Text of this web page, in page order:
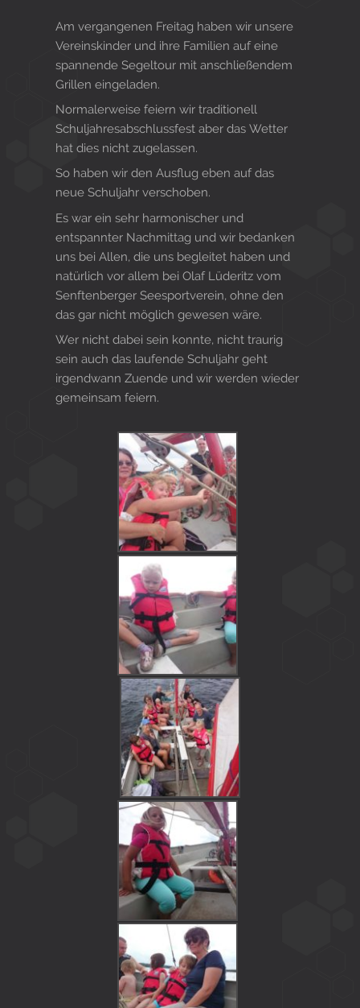
Aktiv für Ihre Gesundheit
Am vergangenen Freitag haben wir unsere
Vereinskinder und ihre Familien auf eine
spannende Segeltour mit anschließendem
Grillen eingeladen.
Normalerweise feiern wir traditionell
Schuljahresabschlussfest aber das Wetter
hat dies nicht zugelassen.
So haben wir den Ausflug eben auf das
neue Schuljahr verschoben.
Es war ein sehr harmonischer und
entspannter Nachmittag und wir bedanken
uns bei Allen, die uns begleitet haben und
natürlich vor allem bei Olaf Lüderitz vom
Senftenberger Seesportverein, ohne den
das gar nicht möglich gewesen wäre.
Wer nicht dabei sein konnte, nicht traurig
sein auch das laufende Schuljahr geht
irgendwann Zuende und wir werden wieder
gemeinsam feiern.